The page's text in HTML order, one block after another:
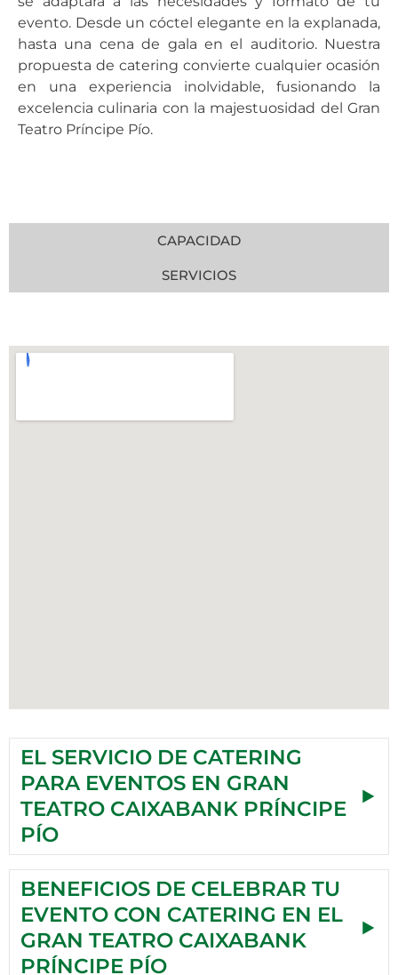
evento. Desde un cóctel elegante en la explanada,
hasta una cena de gala en el auditorio. Nuestra
propuesta de catering convierte cualquier ocasión
en una experiencia inolvidable, fusionando la
excelencia culinaria con la majestuosidad del Gran
Teatro Príncipe Pío.
CAPACIDAD
SERVICIOS
EL SERVICIO DE CATERING
PARA EVENTOS EN GRAN
TEATRO CAIXABANK PRÍNCIPE
PÍO
BENEFICIOS DE CELEBRAR TU
EVENTO CON CATERING EN EL
GRAN TEATRO CAIXABANK
PRÍNCIPE PÍO